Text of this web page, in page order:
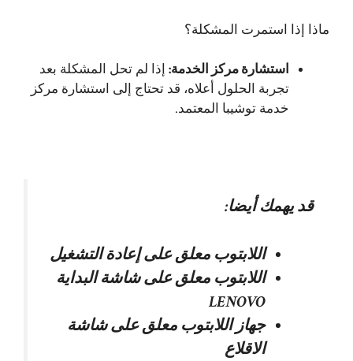
ماذا إذا استمرت المشكلة؟
استشارة مركز الخدمة: إذا لم تحل المشكلة بعد
تجربة الحلول أعلاه، قد تحتاج إلى استشارة مركز
خدمة توشيبا المعتمد.
قد يهمك أيضا:
اللابتوب معلق على إعادة التشغيل
اللابتوب معلق على شاشة البداية
LENOVO
جهاز اللابتوب معلق على شاشة
الاقلاع